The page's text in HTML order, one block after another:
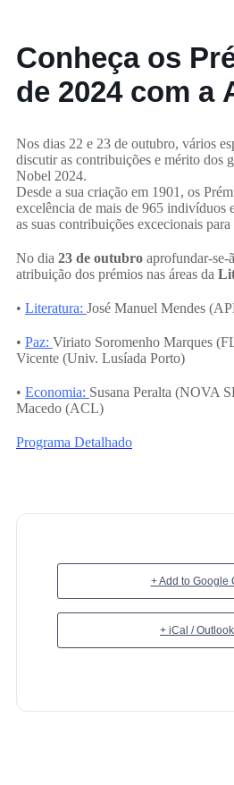
Conheça os
de 2024 com a
Nos dias 22 e 23 de outubro, vários
discutir as contribuições e mérito dos
Nobel 2024.
Desde a sua criação em 1901, os
excelência de mais de 965 indivíduos
as suas contribuições excecionais
No dia 23 de outubro aprofundar-se-
atribuição dos prémios nas áreas da
• Literatura: José Manuel Mendes
• Paz: Viriato Soromenho Marques
Vicente (Univ. Lusíada Porto)
• Economia: Susana Peralta (NOVA
Macedo (ACL)
Programa Detalhado
+ Add to Google
+ iCal /